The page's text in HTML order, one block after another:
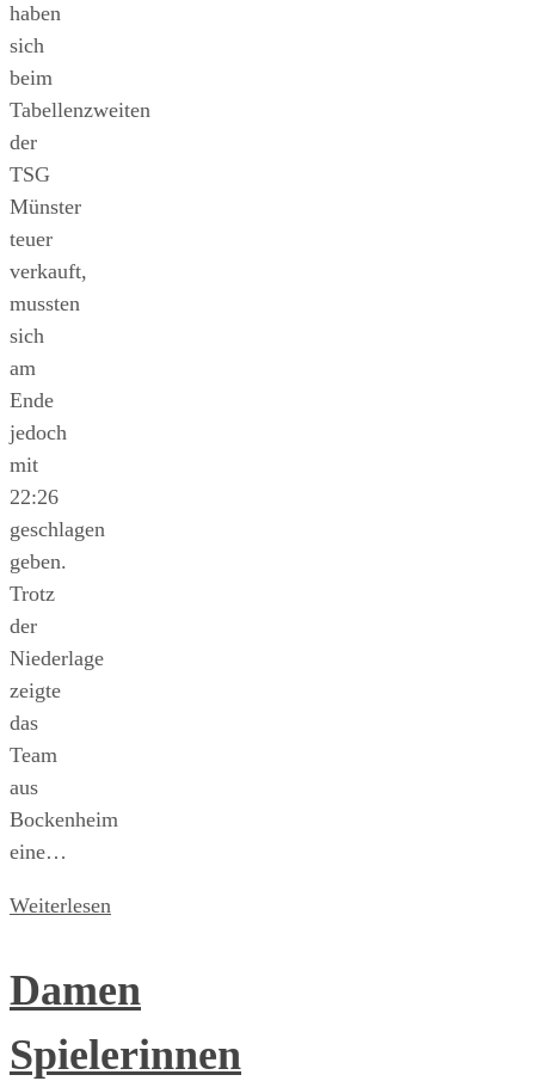
haben
sich
beim
Tabellenzweiten
der
TSG
Münster
teuer
verkauft,
mussten
sich
am
Ende
jedoch
mit
22:26
geschlagen
geben.
Trotz
der
Niederlage
zeigte
das
Team
aus
Bockenheim
eine…
Weiterlesen
Damen
Spielerinnen